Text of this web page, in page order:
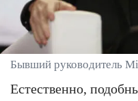
Бывший руководитель
Естественно,